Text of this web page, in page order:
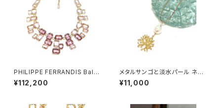
PHILIPPE FERRANDIS Balé
ares ネックレス #1
¥112,200
メタルサンゴと淡水パール ネッ
クレス
¥11,000